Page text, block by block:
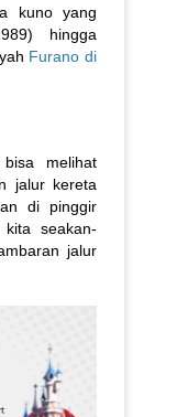
kuno yang
hingga
Furano di
melihat
jalur kereta
di pinggir
kita seakan-
jalur